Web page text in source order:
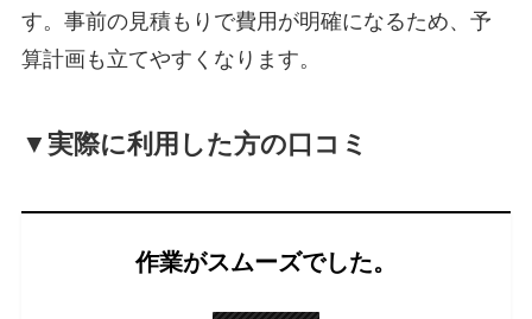
す。事前の見積もりで費用が明確になるため、予
算計画も立てやすくなります。
▼実際に利用した方の口コミ
作業がスムーズでした。